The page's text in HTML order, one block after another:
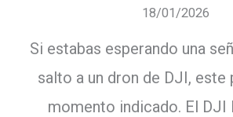
18/01/2026
Si estabas esperando una
salto a un dron de DJI, este
momento indicado. El DJI